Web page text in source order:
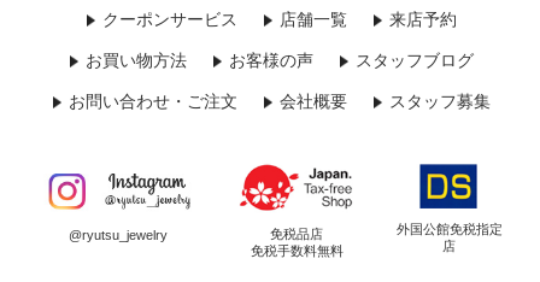
クーポンサービス 店舗一覧 来店予約
お買い物方法 お客様の声 スタッフブログ
お問い合わせ・ご注文 会社概要 スタッフ募集
@ryutsu_jewelry
免税品店
免税手数料無料
外国公館免税指定
店